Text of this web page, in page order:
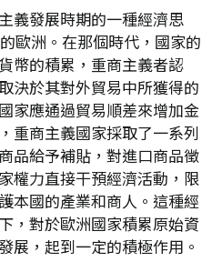
義發展時期的一種經濟思
歐洲。在那個時代，國家的
幣的積累，重商主義者認
決於其對外貿易中所獲得的
家應通過貿易順差來增加金
重商主義國家採取了一系列
品給予補貼，對進口商品徵
權力直接干預經濟活動，限
本國的產業和商人。這種經
，對於歐洲國家積累原始資
展，起到一定的積極作用。